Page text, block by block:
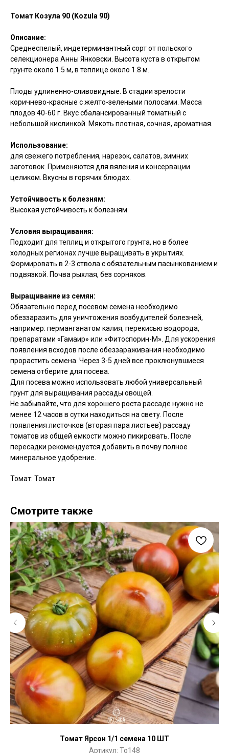
Томат Козула 90 (Kozula 90)
Описание:
Среднеспелый, индетерминантный сорт от польского
селекционера Анны Янковски. Высота куста в открытом
грунте около 1.5 м, в теплице около 1.8 м.
Плоды удлиненно-сливовидные. В стадии зрелости
коричнево-красные с желто-зелеными полосами. Масса
плодов 40-60 г. Вкус сбалансированный томатный с
небольшой кислинкой. Мякоть плотная, сочная, ароматная.
Использование:
для свежего потребления, нарезок, салатов, зимних
заготовок. Применяются для вяления и консервации
целиком. Вкусны в горячих блюдах.
Устойчивость к болезням:
Высокая устойчивость к болезням.
Условия выращивания:
Подходит для теплиц и открытого грунта, но в более
холодных регионах лучше выращивать в укрытиях.
Формировать в 2-3 ствола с обязательным пасынкованием и
подвязкой. Почва рыхлая, без сорняков.
Выращивание из семян:
Обязательно перед посевом семена необходимо
обеззаразить для уничтожения возбудителей болезней,
например: перманганатом калия, перекисью водорода,
препаратами «Гамаир» или «Фитоспорин-М». Для ускорения
появления всходов после обеззараживания необходимо
прорастить семена. Через 3-5 дней все проклюнувшиеся
семена отберите для посева.
Для посева можно использовать любой универсальный
грунт для выращивания рассады овощей.
Не забывайте, что для хорошего роста рассаде нужно не
менее 12 часов в сутки находиться на свету. После
появления листочков (вторая пара листьев) рассаду
томатов из общей емкости можно пикировать. После
пересадки рекомендуется добавить в почву полное
минеральное удобрение.
Томат: Томат
Смотрите также
Томат Ярсон 1/1 семена 10 ШТ
Артикул: To148